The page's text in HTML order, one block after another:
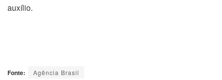
auxílio.
Fonte: Agência Brasil